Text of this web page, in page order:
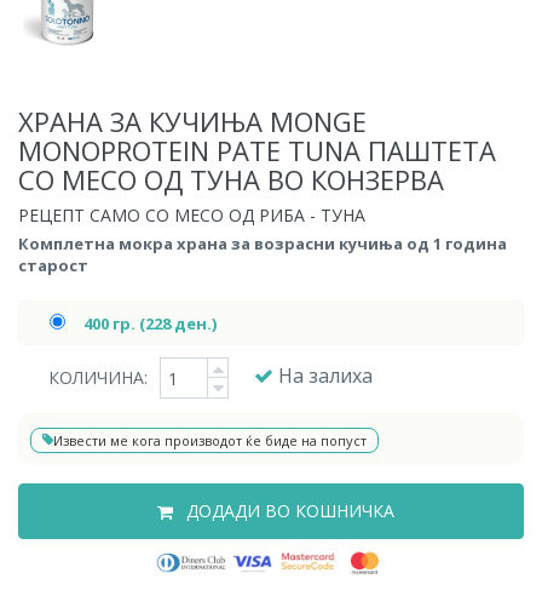
ХРАНА ЗА КУЧИЊА MONGE
MONOPROTEIN PATE TUNA ПАШТЕТА
СО МЕСО ОД ТУНА ВО КОНЗЕРВА
РЕЦЕПТ САМО СО МЕСО ОД РИБА - ТУНА
Комплетна мокра храна за возрасни кучиња од 1 година
старост
400 гр. (228 ден.)
КОЛИЧИНА: На залиха
Извести ме кога производот ќе биде на попуст
ДОДАДИ ВО КОШНИЧКА